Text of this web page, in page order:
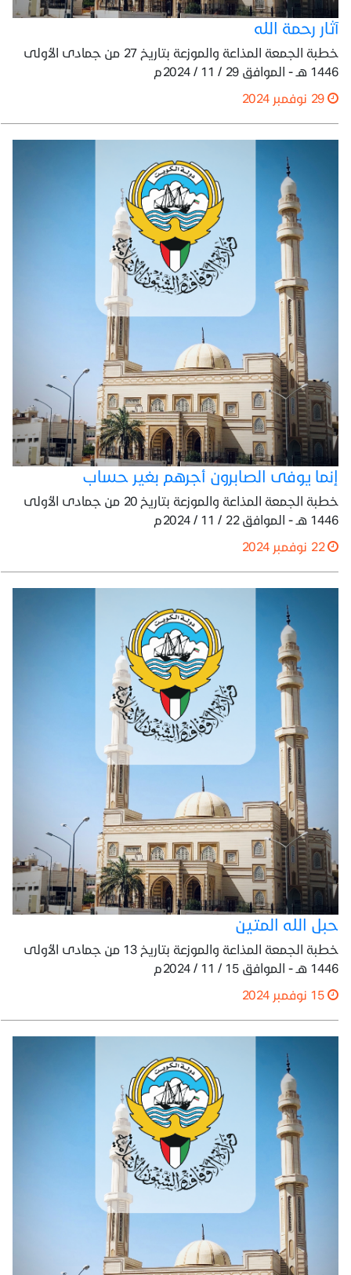
آثار رحمة الله
خطبة الجمعة المذاعة والموزعة بتاريخ 27 من جمادى الأولى
1446 هـ - الموافق 29 / 11 / 2024م
إنما يوفى الصابرون أجرهم بغير حساب
خطبة الجمعة المذاعة والموزعة بتاريخ 20 من جمادى الأولى
1446 هـ - الموافق 22 / 11 / 2024م
22 نوفمبر 2024
حبل الله المتين
خطبة الجمعة المذاعة والموزعة بتاريخ 13 من جمادى الأولى
1446 هـ - الموافق 15 / 11 / 2024م